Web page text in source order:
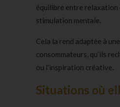
équilibre entre
stimulation mentale.
Cela la rend adaptée à
consommateurs, qu’ils
ou l’inspiration créative.
Situations où